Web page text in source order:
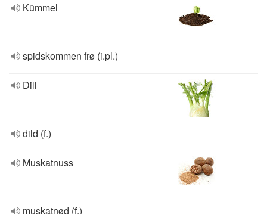
Kümmel
spidskommen frø (i.pl.)
Dill
dild (f.)
Muskatnuss
muskatnød (f.)